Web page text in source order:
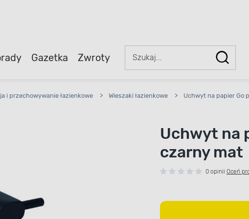
Gazetka Zwroty
i przechowywanie łazienkowe > Wieszaki łazienkowe > Uchwyt na papier Go
Uchwyt na
czarny mat
0 opinii Oceń